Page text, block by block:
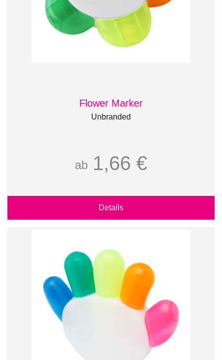
Flower Marker
Unbranded
ab 1,66 €
Details